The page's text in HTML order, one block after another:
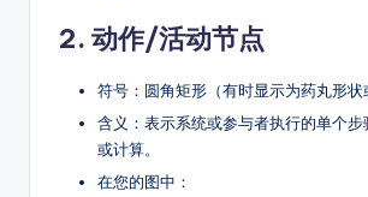
2. 动作/活动节点
符号：圆角矩形（有时显示为药丸形状
含义：表示系统或参与者执行的单个
或计算。
在您的图中：